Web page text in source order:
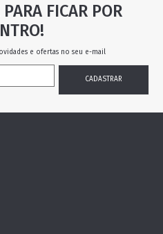
FICAR POR
e ofertas no seu e-mail